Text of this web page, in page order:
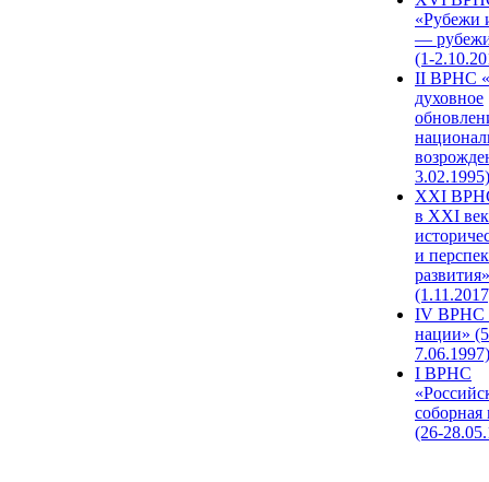
«Рубежи
—
(1-
II ВРНС
духовное
3.02.1995)
XХI
в XXI
и
развития»
IV ВРНС
нации»
7.06.1997)
I ВРНС
(26-